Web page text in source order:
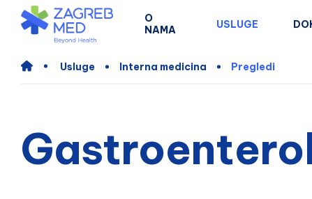
O
NAMA
USLUGE
Usluge Interna medicina Pregledi